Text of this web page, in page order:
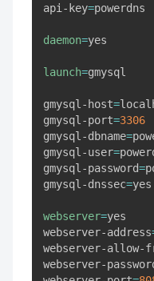
api-key=powerdns
daemon=yes
launch=gmysql
gmysql-host=
gmysql-port=3306
gmysql-dbname=
gmysql-user=
gmysql-password=
gmysql-dnssec=yes
webserver=yes
webserver-address
webserver-allow-
webserver-